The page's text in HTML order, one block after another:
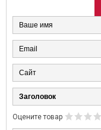
Оцените товар